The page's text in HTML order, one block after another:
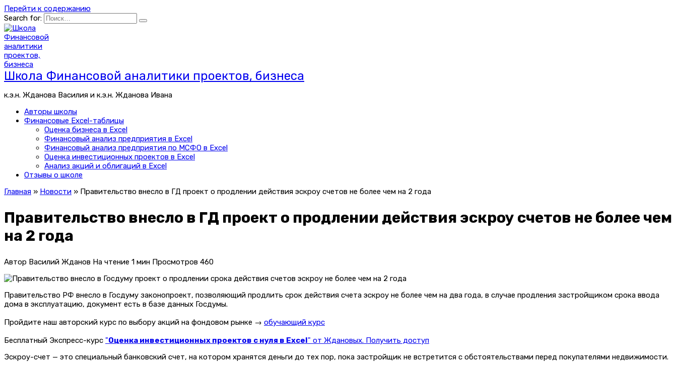
Перейти к содержанию
Search for:
Школа Финансовой аналитики проектов, бизнеса
к.э.н. Жданова Василия и к.э.н. Жданова Ивана
Авторы школы
Финансовые Excel-таблицы
Оценка бизнеса в Excel
Финансовый анализ предприятия в Excel
Финансовый анализ предприятия по МСФО в Excel
Оценка инвестиционных проектов в Excel
Анализ акций и облигаций в Excel
Отзывы о школе
Главная » Новости » Правительство внесло в ГД проект о продлении действия эскроу счетов не более чем на 2 года
Правительство внесло в ГД проект о продлении действия эскроу счетов не более чем
на 2 года
Автор Василий Жданов На чтение 1 мин Просмотров 460
Правительство РФ внесло в Госдуму законопроект, позволяющий продлить срок действия счета эскроу не более чем на два года, в случае продления застройщиком срока ввода
дома в эксплуатацию, документ есть в базе данных Госдумы.
Пройдите наш авторский курс по выбору акций на фондовом рынке → обучающий курс
Бесплатный Экспресс-курс "Оценка инвестиционных проектов с нуля в Excel" от Ждановых. Получить доступ
Эскроу-счет — это специальный банковский счет, на котором хранятся деньги до тех пор, пока застройщик не встретится с обстоятельствами перед покупателями недвижимости.